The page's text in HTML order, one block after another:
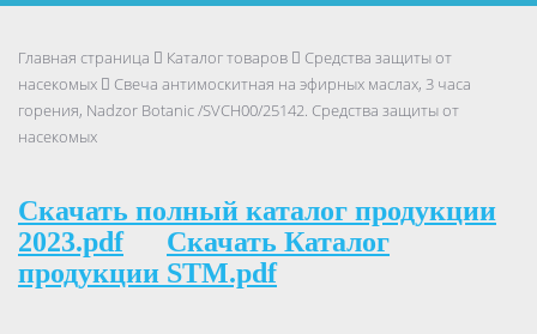
Главная страница Каталог товаров
Средства защиты от
насекомых
Свеча антимоскитная на эфирных маслах, 3 часа
горения, Nadzor Botanic /SVCH00/25142. Средства защиты от
насекомых
Скачать полный каталог продукции
2023.pdf
Скачать Каталог
продукции STM.pdf